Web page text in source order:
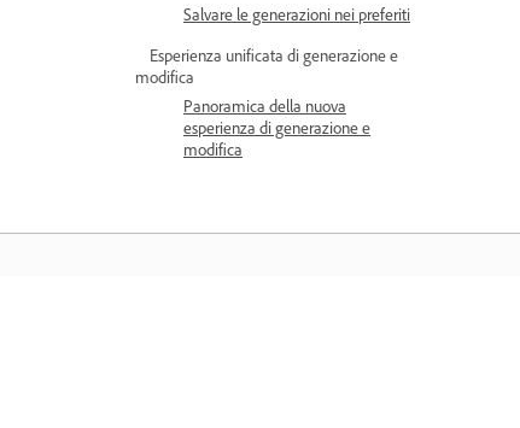
Salvare le generazioni nei preferiti
Esperienza unificata di generazione e
modifica
Panoramica della nuova
esperienza di generazione e
modifica